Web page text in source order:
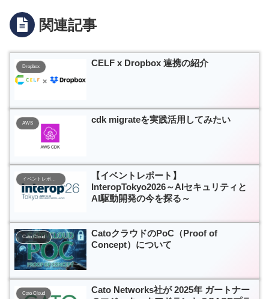
関連記事
Dropbox CELF x Dropbox 連携の紹介
AWS cdk migrateを実践活用してみたい
イベントレポート
【イベントレポート】
InteropTokyo2026～AIセキュリティと
AI駆動開発の今を探る～
Cato Cloud
CatoクラウドのPoC（Proof of
Concept）について
Cato Cloud
Cato Networks社が 2025年 ガートナー